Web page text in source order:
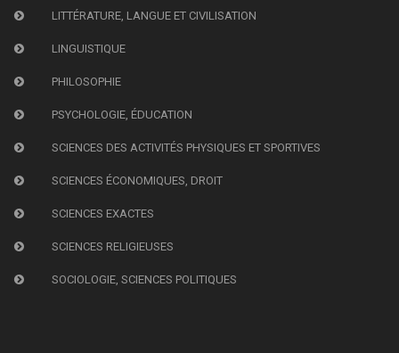
LITTÉRATURE, LANGUE ET CIVILISATION
LINGUISTIQUE
PHILOSOPHIE
PSYCHOLOGIE, ÉDUCATION
SCIENCES DES ACTIVITÉS PHYSIQUES ET SPORTIVES
SCIENCES ÉCONOMIQUES, DROIT
SCIENCES EXACTES
SCIENCES RELIGIEUSES
SOCIOLOGIE, SCIENCES POLITIQUES